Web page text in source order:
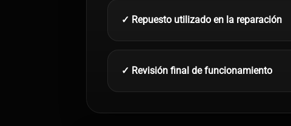
✓ Repuesto utilizado en la reparación
✓ Revisión final de funcionamiento